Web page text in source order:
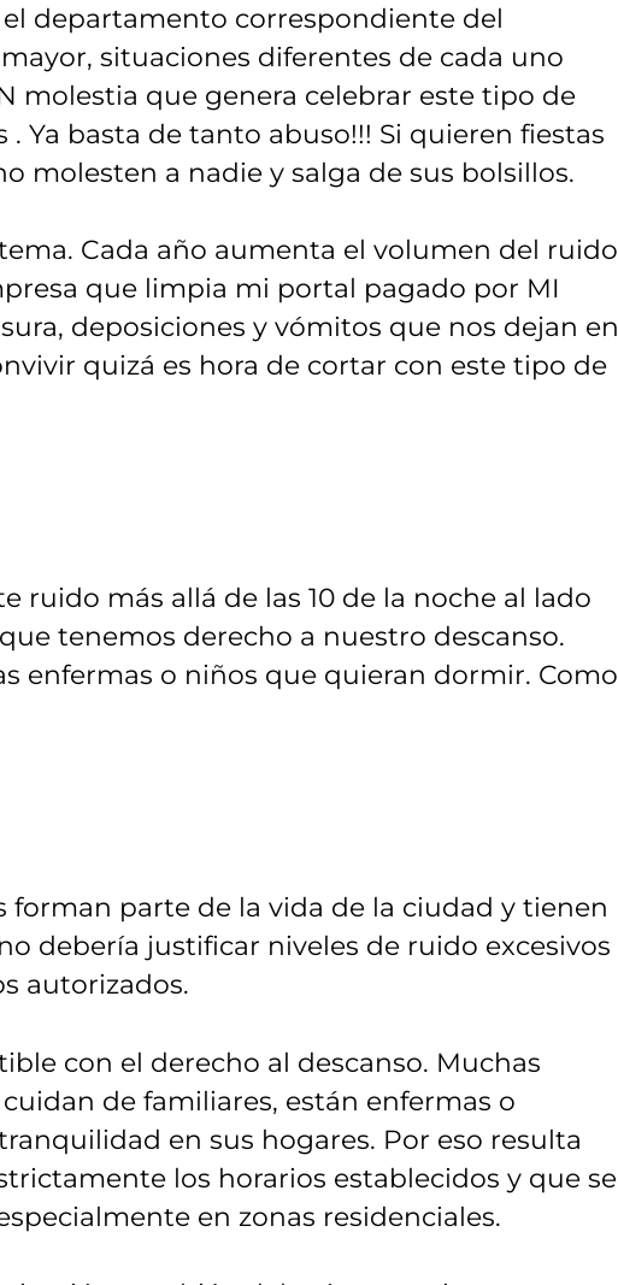
departamento correspondiente del
situaciones diferentes de cada uno
molestia que genera celebrar este tipo de
Ya basta de tanto abuso!!! Si quieren fiestas
molesten a nadie y salga de sus bolsillos.
Cada año aumenta el volumen del ruido
que limpia mi portal pagado por MI
deposiciones y vómitos que nos dejan en
quizá es hora de cortar con este tipo de
ruido más allá de las 10 de la noche al lado
tenemos derecho a nuestro descanso.
enfermas o niños que quieran dormir. Como
forman parte de la vida de la ciudad y tienen
debería justificar niveles de ruido excesivos
autorizados.
con el derecho al descanso. Muchas
de familiares, están enfermas o
en sus hogares. Por eso resulta
los horarios establecidos y que se
en zonas residenciales.